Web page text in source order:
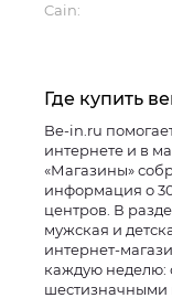
Cain:
Где купить
Be-in.ru
интернете и в
«Магазины»
информация о
центров. В
мужская и
интернет-
каждую неделю:
шестизначными